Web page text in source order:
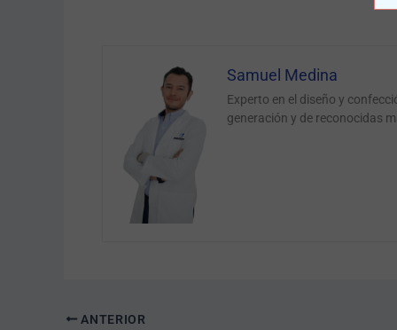
Samuel Medina
Experto en el diseño y
generación y de reconocidas
ANTERIOR